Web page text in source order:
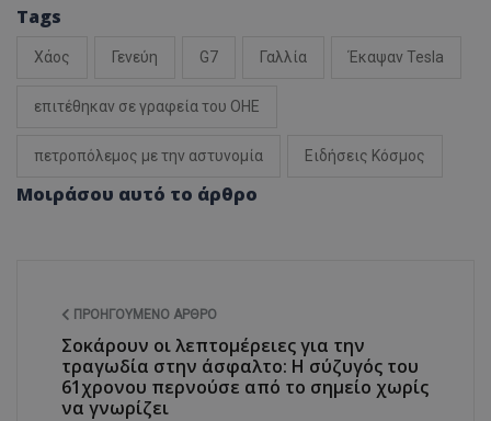
Tags
Χάος Γενεύη G7 Γαλλία Έκαψαν Tesla
επιτέθηκαν σε γραφεία του ΟΗΕ
πετροπόλεμος με την αστυνομία Ειδήσεις Κόσμος
Μοιράσου αυτό το άρθρο
ΠΡΟΗΓΟΎΜΕΝΟ ΆΡΘΡΟ
Σοκάρουν οι λεπτομέρειες για την
τραγωδία στην άσφαλτο: Η σύζυγός του
61χρονου περνούσε από το σημείο χωρίς
να γνωρίζει